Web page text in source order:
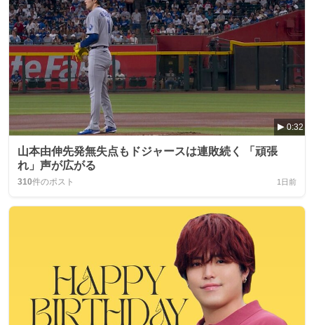
0:32
山本由伸先発無失点もドジャースは連敗続く 「頑張
れ」声が広がる
310件のポスト 1日前